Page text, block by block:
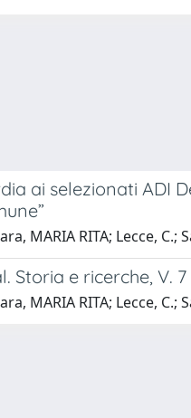
ai selezionati ADI
MARIA RITA; Lecce, C.;
e ricerche, V. 7
MARIA RITA; Lecce, C.;